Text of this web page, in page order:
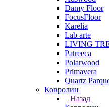
Damy Floor
FocusFloor
Karelia
Lab arte
LIVING
Patreeca
Polarwood
Primavera
Quartz
Ковролин
Назад